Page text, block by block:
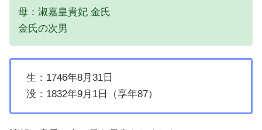
母：淑嘉皇貴妃 金氏
金氏の次男
生：1746年8月31日
没：1832年9月1日（享年87）